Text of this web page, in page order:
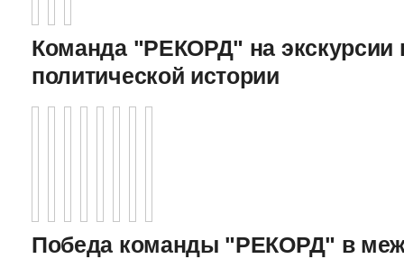
Команда "РЕКОРД" на экскурсии
политической истории
Победа команды "РЕКОРД" в